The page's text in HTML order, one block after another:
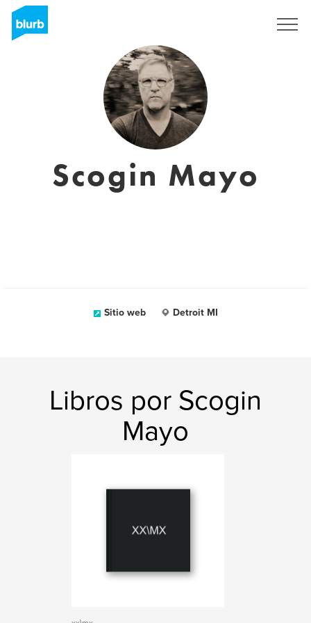
Scogin Mayo
Sitio web Detroit MI
Libros por Scogin
Mayo